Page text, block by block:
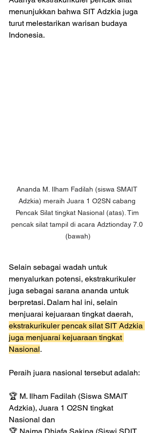
menunjukkan bahwa SIT Adzkia juga
turut melestarikan warisan budaya
Indonesia.
Ananda M. Ilham Fadilah (siswa SMAIT
Adzkia) meraih Juara 1 O2SN cabang
Pencak Silat tingkat Nasional (atas). Tim
pencak silat tampil di acara Adztionday 7.0
(bawah)
Selain sebagai wadah untuk
menyalurkan potensi, ekstrakurikuler
juga sebagai sarana ananda untuk
berpretasi. Dalam hal ini, selain
menjuarai kejuaraan tingkat daerah,
ekstrakurikuler pencak silat SIT Adzkia
juga menjuarai kejuaraan tingkat
Nasional.
Peraih juara nasional tersebut adalah:
🏆 M. Ilham Fadilah (Siswa SMAIT
Adzkia), Juara 1 O2SN tingkat
Nasional dan